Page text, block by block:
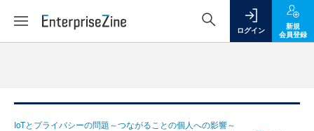
ログイン
新規
会員登録
IoTとプライバシーの問題～つながることの個人への影響～